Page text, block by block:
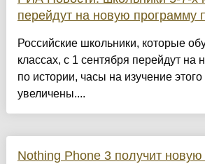
перейдут на новую программу
Российские школьники, которые
классах, с 1 сентября перейдут на
по истории, часы на изучение
увеличены....
Nothing Phone 3 получит новую